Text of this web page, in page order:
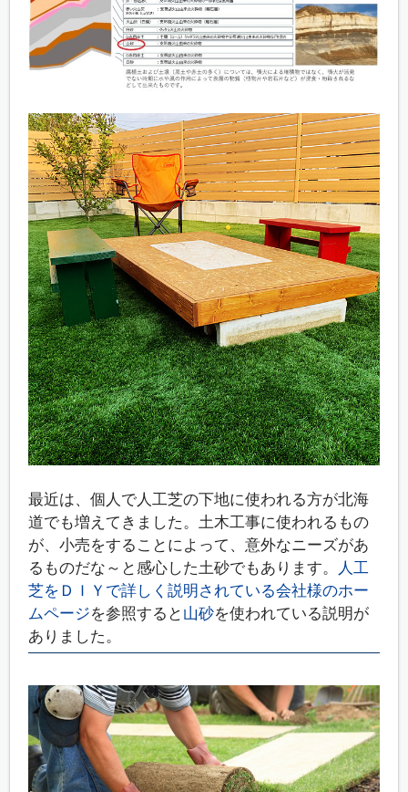
最近は、個人で人工芝の下地に使われる方が北海
道でも増えてきました。土木工事に使われるもの
が、小売をすることによって、意外なニーズがあ
るものだな～と感心した土砂でもあります。
人工
芝をＤＩＹで詳しく説明されている会社様のホー
ムページを参照すると 山砂を使われている説明が
ありました。